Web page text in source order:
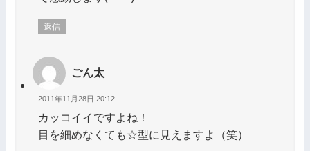
返信
ごん太
2011年11月28日 20:12
カッコイイですよね！
目を細めなくても☆型に見えますよ（笑）